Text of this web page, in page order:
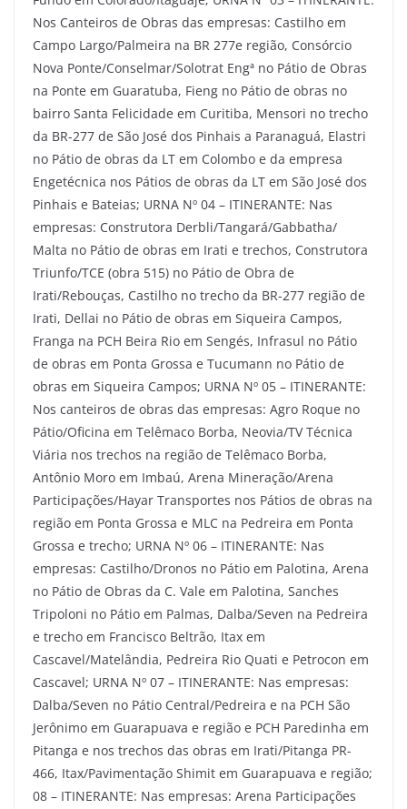
Nos Canteiros de Obras das empresas: Castilho em
Campo Largo/Palmeira na BR 277e região, Consórcio
Nova Ponte/Conselmar/Solotrat Engª no Pátio de Obras
na Ponte em Guaratuba, Fieng no Pátio de obras no
bairro Santa Felicidade em Curitiba, Mensori no trecho
da BR-277 de São José dos Pinhais a Paranaguá, Elastri
no Pátio de obras da LT em Colombo e da empresa
Engetécnica nos Pátios de obras da LT em São José dos
Pinhais e Bateias; URNA Nº 04 – ITINERANTE: Nas
empresas: Construtora Derbli/Tangará/Gabbatha/
Malta no Pátio de obras em Irati e trechos, Construtora
Triunfo/TCE (obra 515) no Pátio de Obra de
Irati/Rebouças, Castilho no trecho da BR-277 região de
Irati, Dellai no Pátio de obras em Siqueira Campos,
Franga na PCH Beira Rio em Sengés, Infrasul no Pátio
de obras em Ponta Grossa e Tucumann no Pátio de
obras em Siqueira Campos; URNA Nº 05 – ITINERANTE:
Nos canteiros de obras das empresas: Agro Roque no
Pátio/Oficina em Telêmaco Borba, Neovia/TV Técnica
Viária nos trechos na região de Telêmaco Borba,
Antônio Moro em Imbaú, Arena Mineração/Arena
Participações/Hayar Transportes nos Pátios de obras na
região em Ponta Grossa e MLC na Pedreira em Ponta
Grossa e trecho; URNA Nº 06 – ITINERANTE: Nas
empresas: Castilho/Dronos no Pátio em Palotina, Arena
no Pátio de Obras da C. Vale em Palotina, Sanches
Tripoloni no Pátio em Palmas, Dalba/Seven na Pedreira
e trecho em Francisco Beltrão, Itax em
Cascavel/Matelândia, Pedreira Rio Quati e Petrocon em
Cascavel; URNA Nº 07 – ITINERANTE: Nas empresas:
Dalba/Seven no Pátio Central/Pedreira e na PCH São
Jerônimo em Guarapuava e região e PCH Paredinha em
Pitanga e nos trechos das obras em Irati/Pitanga PR-
466, Itax/Pavimentação Shimit em Guarapuava e região;
08 – ITINERANTE: Nas empresas: Arena Participações